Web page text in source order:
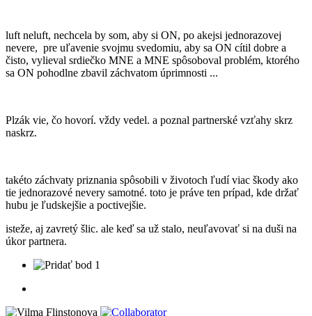
luft neluft, nechcela by som, aby si ON, po akejsi jednorazovej
nevere, pre uľavenie svojmu svedomiu, aby sa ON cítil dobre a
čisto, vylieval srdiečko MNE a MNE spôsoboval problém, ktorého
sa ON pohodlne zbavil záchvatom úprimnosti ...
Plzák vie, čo hovorí. vždy vedel. a poznal partnerské vzťahy skrz
naskrz.
takéto záchvaty priznania spôsobili v životoch ľudí viac škody ako
tie jednorazové nevery samotné. toto je práve ten prípad, kde držať
hubu je ľudskejšie a poctivejšie.
isteže, aj zavretý šlic. ale keď sa už stalo, neuľavovať si na duši na
úkor partnera.
1